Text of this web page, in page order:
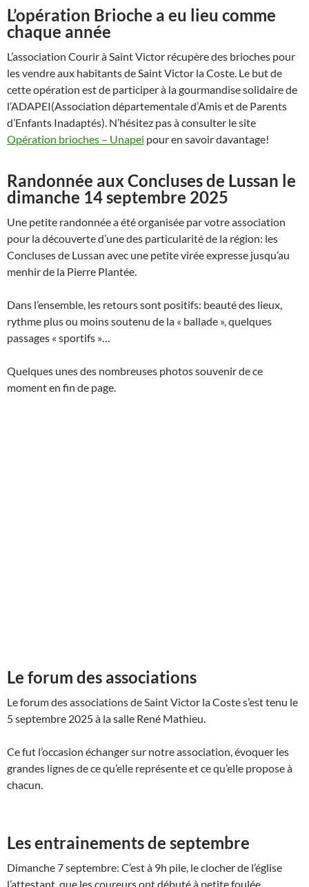
L’opération Brioche a eu lieu comme
chaque année
L’association Courir à Saint Victor récupère des brioches pour
les vendre aux habitants de Saint Victor la Coste. Le but de
cette opération est de participer à la gourmandise solidaire de
l’ADAPEI(Association départementale d’Amis et de Parents
d’Enfants Inadaptés). N’hésitez pas à consulter le site
Opération brioches – Unapei pour en savoir davantage!
Randonnée aux Concluses de Lussan le
dimanche 14 septembre 2025
Une petite randonnée a été organisée par votre association
pour la découverte d’une des particularité de la région: les
Concluses de Lussan avec une petite virée expresse jusqu’au
menhir de la Pierre Plantée.
Dans l’ensemble, les retours sont positifs: beauté des lieux,
rythme plus ou moins soutenu de la « ballade », quelques
passages « sportifs »…
Quelques unes des nombreuses photos souvenir de ce
moment en fin de page.
Le forum des associations
Le forum des associations de Saint Victor la Coste s’est tenu le
5 septembre 2025 à la salle René Mathieu.
Ce fut l’occasion échanger sur notre association, évoquer les
grandes lignes de ce qu’elle représente et ce qu’elle propose à
chacun.
Les entrainements de septembre
Dimanche 7 septembre: C’est à 9h pile, le clocher de l’église
l’attestant, que les coureurs ont débuté à petite foulée.